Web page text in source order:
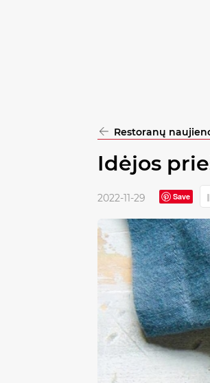
Restoranų
Idėjos
2022-11-29 Save